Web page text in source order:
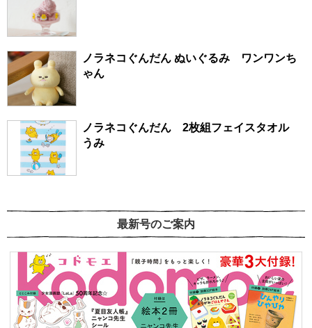
ノラネコぐんだん ぬいぐるみ ワンワンち
ゃん
ノラネコぐんだん 2枚組フェイスタオル
うみ
最新号のご案内